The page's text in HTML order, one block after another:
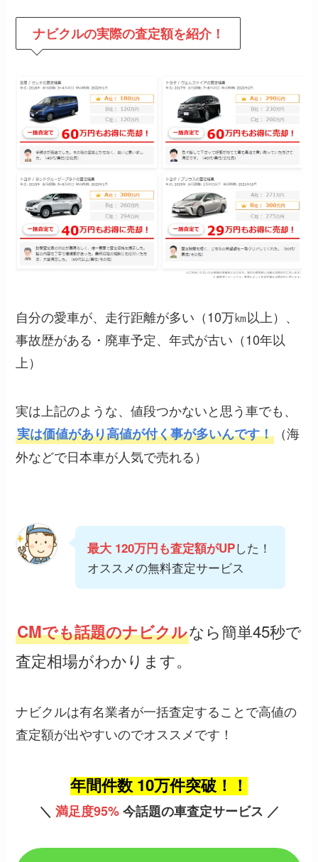
ナビクルの実際の査定額を紹介！
自分の愛車が、走行距離が多い（10万㎞以上）、
事故歴がある・廃車予定、年式が古い（10年以
上）
実は上記のような、値段つかないと思う車でも、
実は価値があり高値が付く事が多いんです！ （海
外などで日本車が人気で売れる）
最大 120万円も査定額がUPした！
オススメの無料査定サービス
CMでも話題のナビクルなら簡単45秒で
査定相場がわかります。
ナビクルは有名業者が一括査定することで高値の
査定額が出やすいのでオススメです！
年間件数 10万件突破！！
＼ 満足度95%今話題の車査定サービス ／